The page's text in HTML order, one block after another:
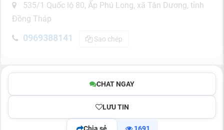
535/1 Quốc lộ 80, Ấp Phú Long, xã Tân Dương, tỉnh
Đồng Tháp
0969388141 Sao chép
CHAT NGAY
LƯU TIN